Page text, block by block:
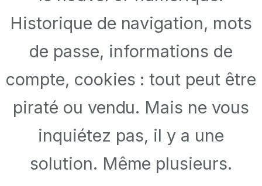
Historique de navigation, mots
de passe, informations de
compte, cookies : tout peut être
piraté ou vendu. Mais ne vous
inquiétez pas, il y a une
solution. Même plusieurs.